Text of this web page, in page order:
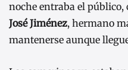
noche entraba el público,
José Jiménez, hermano
mantenerse aunque